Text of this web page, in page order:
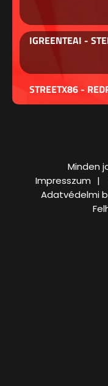
IGREENTEAI -
STREETX86 -
Minden
Impresszum
Adatvédelmi